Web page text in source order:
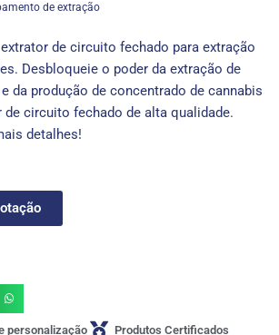
de extração
de circuito fechado para extração
Desbloqueie o poder da extração de
da produção de concentrado de cannabis
circuito fechado de alta qualidade.
detalhes!
personalização
Produtos Certificados